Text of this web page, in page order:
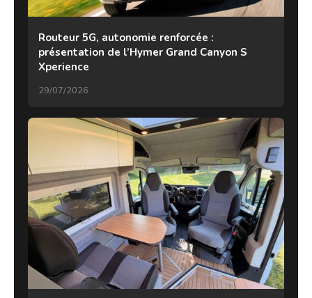
Routeur 5G, autonomie renforcée :
présentation de l’Hymer Grand Canyon S
Xperience
29/07/2026